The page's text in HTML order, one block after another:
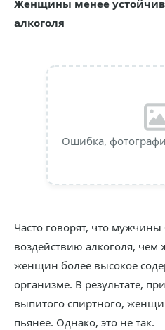
Женщины менее
алкоголя
Ошибка,
Часто говорят, что
воздействию алкоголя,
женщин более высокое
организме. В результате,
выпитого спиртного,
пьянее. Однако, это не так.